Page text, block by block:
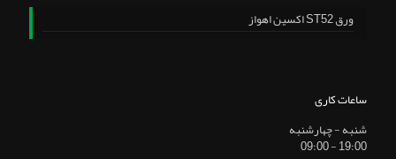
ورق ST52 اکسین اهواز
ساعات کاری
شنبه - چهارشنبه
19:00 - 09:00